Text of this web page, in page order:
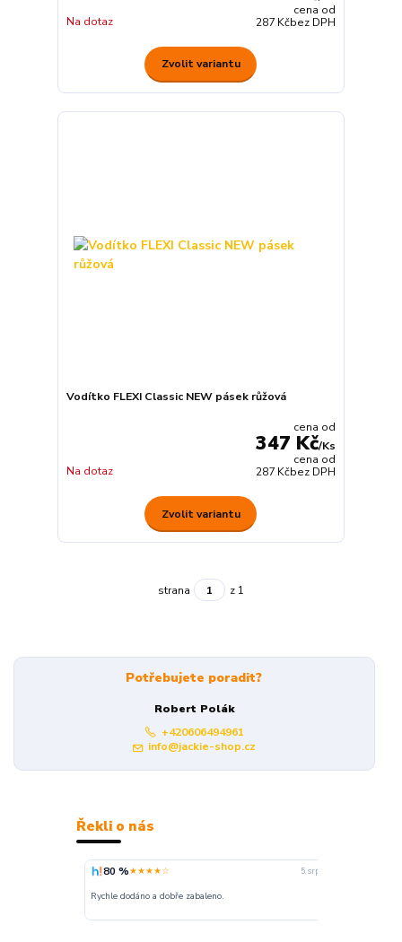
cena od
287 Kčbez DPH
Na dotaz
Zvolit variantu
Vodítko FLEXI Classic NEW pásek růžová
cena od
347 Kč/Ks
cena od
287 Kčbez DPH
Na dotaz
Zvolit variantu
strana z 1
Potřebujete poradit?
Robert Polák
+420606494961
info@jackie-shop.cz
Řekli o nás
80 %★★★★☆ 5. srpna
Rychle dodáno a dobře zabaleno.